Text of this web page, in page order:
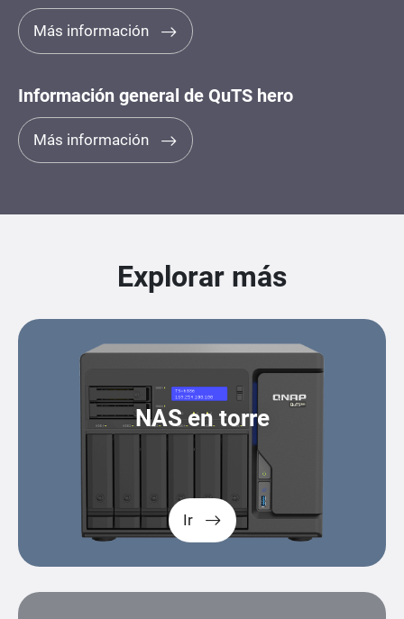
Más información
Información general de QuTS hero
Más información
Explorar más
NAS en torre
Ir